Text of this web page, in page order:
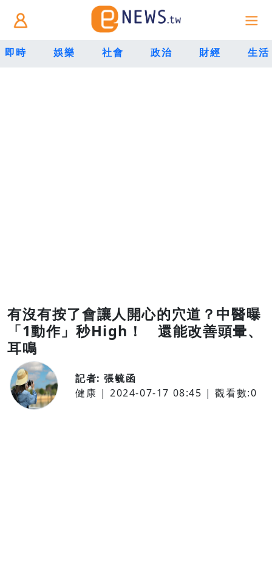
即時 娛樂 社會 政治 財經 生活
有沒有按了會讓人開心的穴道？中醫曝
「1動作」秒High！ 還能改善頭暈、
耳鳴
記者:張毓函
健康 |2024-07-17 08:45 | 觀看數:0